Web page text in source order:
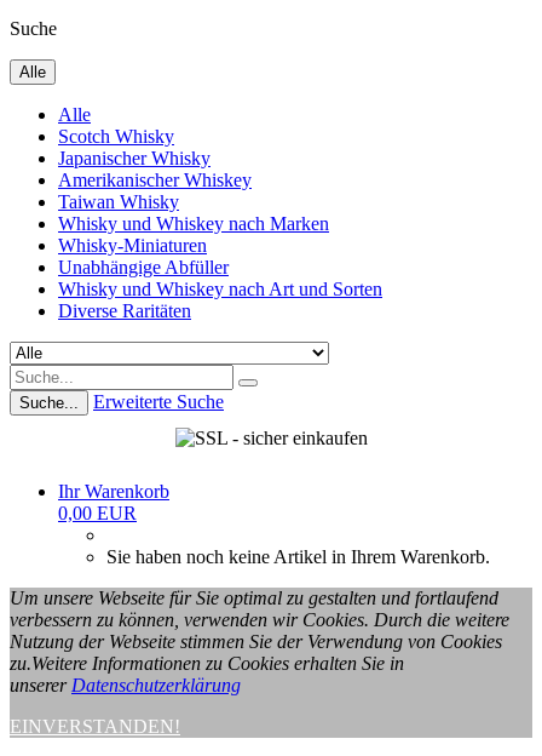
Suche
Alle
Alle
Scotch Whisky
Japanischer Whisky
Amerikanischer Whiskey
Taiwan Whisky
Whisky und Whiskey nach Marken
Whisky-Miniaturen
Unabhängige Abfüller
Whisky und Whiskey nach Art und Sorten
Diverse Raritäten
Suche... Erweiterte Suche
Ihr Warenkorb
0,00 EUR
Sie haben noch keine Artikel in Ihrem Warenkorb.
Um unsere Webseite für Sie optimal zu gestalten und fortlaufend
verbessern zu können, verwenden wir Cookies. Durch die weitere
Nutzung der Webseite stimmen Sie der Verwendung von Cookies
zu.Weitere Informationen zu Cookies erhalten Sie in
unserer Datenschutzerklärung
EINVERSTANDEN!